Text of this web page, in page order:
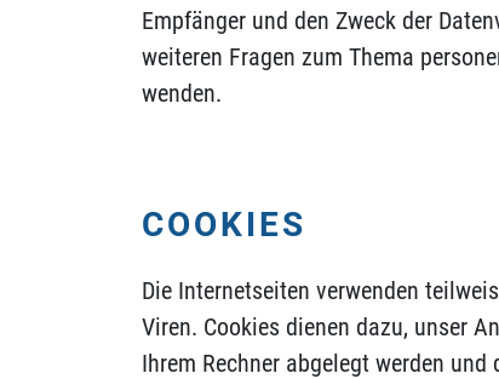
Empfänger und den Zweck der
weiteren Fragen zum Thema
wenden.
COOKIES
Die Internetseiten verwenden
Viren. Cookies dienen dazu, unser
Ihrem Rechner abgelegt werden